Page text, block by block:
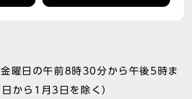
曜日の午前8時30分から午後5時ま
から1月3日を除く）